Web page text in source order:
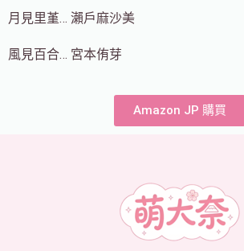
月見里堇… 瀨戶麻沙美
風見百合… 宮本侑芽
Amazon JP 購買